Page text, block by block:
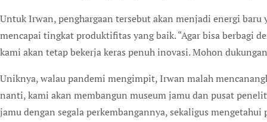
Untuk Irwan, penghargaan tersebut akan menjadi energi baru
mencapai tingkat produktifitas yang baik. “Agar bisa berbagi
kami akan tetap bekerja keras penuh inovasi. Mohon
Uniknya, walau pandemi mengimpit, Irwan malah
nanti, kami akan membangun museum jamu dan pusat
jamu dengan segala perkembangannya, sekaligus